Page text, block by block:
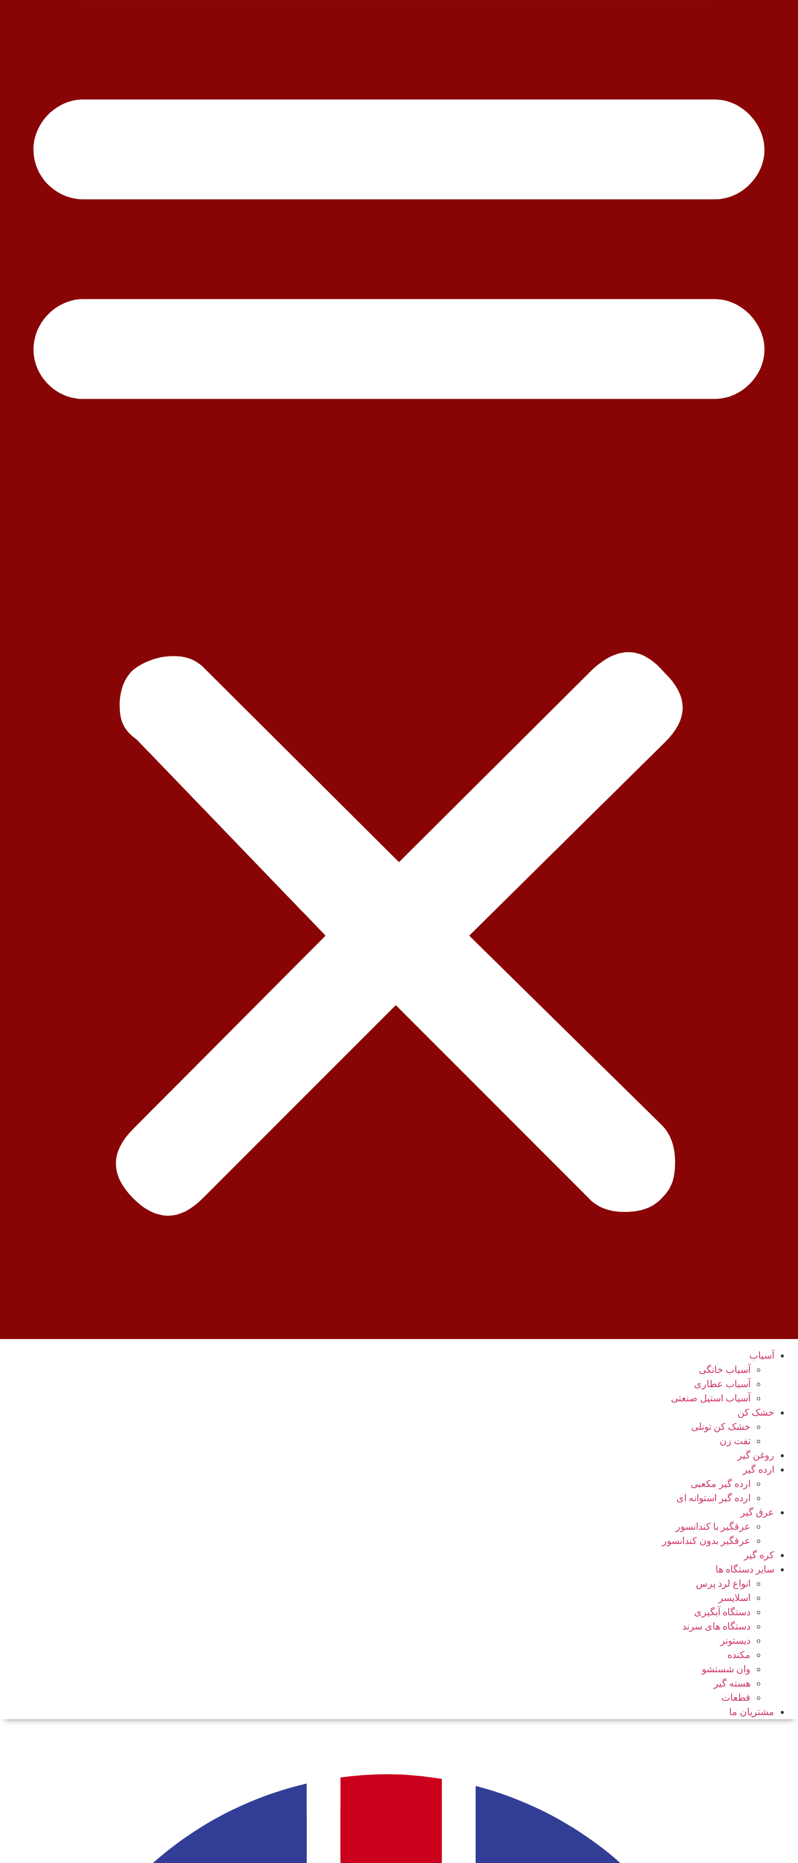
آسیاب
آسیاب خانگی
آسیاب عطاری
آسیاب استیل صنعتی
خشک کن
خشک کن تونلی
تفت زن
روغن گیر
ارده گیر
ارده گیر مکعبی
ارده گیر استوانه ای
عرق گیر
عرقگیر با کندانسور
عرقگیر بدون کندانسور
کره گیر
سایر دستگاه ها
انواع لرد پرس
اسلایسر
دستگاه آبگیری
دستگاه های سرند
دیستونر
مکنده
وان شستشو
هسته گیر
قطعات
مشتریان ما